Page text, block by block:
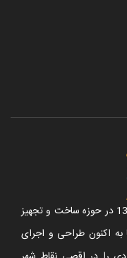
شرکت آریا استخر فعالیت خود را از سال 1380 در حوزه ساخت و تجهیز
به اکنون طراحی و اجرای